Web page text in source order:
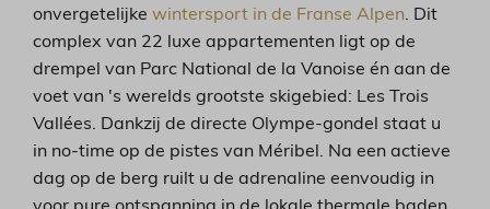
onvergetelijkewintersport in de Franse Alpen. Dit
complex van 22 luxe appartementen ligt op de
drempel van Parc National de la Vanoise én aan de
voet van 's werelds grootste skigebied: Les Trois
Vallées. Dankzij de directe Olympe-gondel staat u
in no-time op de pistes van Méribel. Na een actieve
dag op de berg ruilt u de adrenaline eenvoudig in